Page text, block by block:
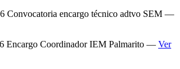
Convocatoria encargo técnico adtvo SEM —
Encargo Coordinador IEM Palmarito — Ver